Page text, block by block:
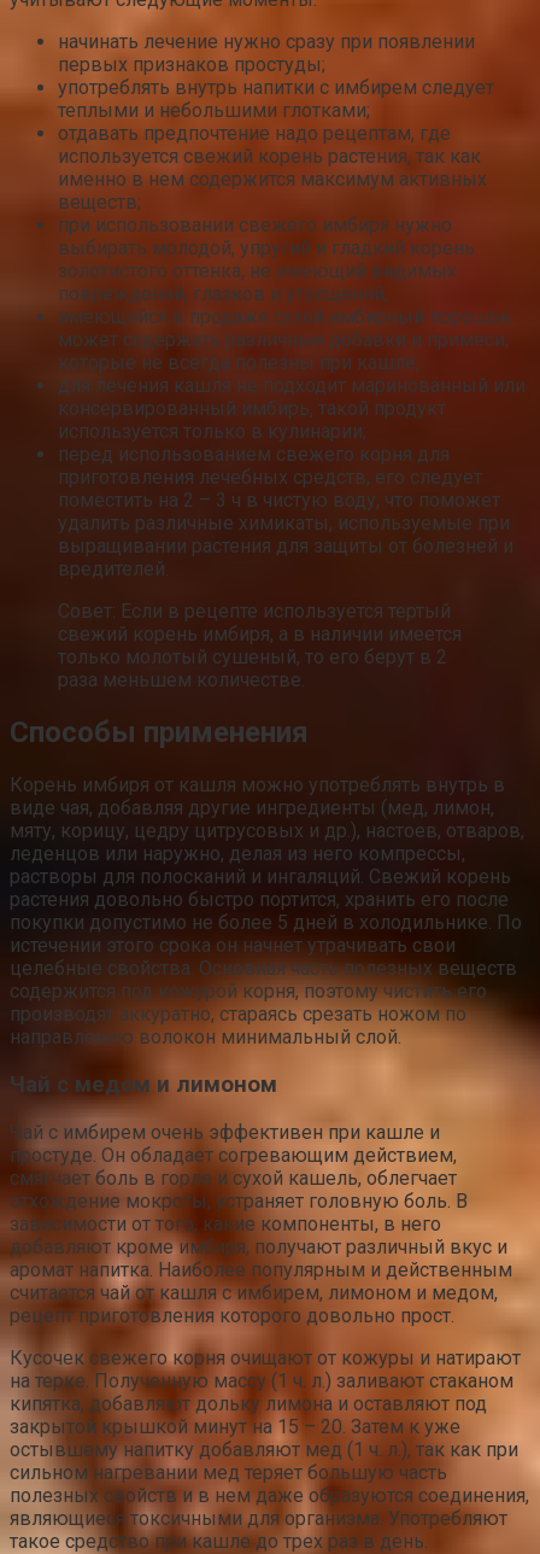
начинать лечение нужно сразу при появлении
первых признаков простуды;
употреблять внутрь напитки с имбирем следует
теплыми и небольшими глотками;
отдавать предпочтение надо рецептам, где
используется свежий корень растения, так как
именно в нем содержится максимум активных
веществ;
при использовании свежего имбиря нужно
выбирать молодой, упругий и гладкий корень
золотистого оттенка, не имеющий видимых
повреждений, глазков и утолщений;
имеющийся в продаже сухой имбирный порошок
может содержать различные добавки и примеси,
которые не всегда полезны при кашле;
для лечения кашля не подходит маринованный или
консервированный имбирь, такой продукт
используется только в кулинарии;
перед использованием свежего корня для
приготовления лечебных средств, его следует
поместить на 2 – 3 ч в чистую воду, что поможет
удалить различные химикаты, используемые при
выращивании растения для защиты от болезней и
вредителей.
Совет: Если в рецепте используется тертый
свежий корень имбиря, а в наличии имеется
только молотый сушеный, то его берут в 2
раза меньшем количестве.
Способы применения
Корень имбиря от кашля можно употреблять внутрь в
виде чая, добавляя другие ингредиенты (мед, лимон,
мяту, корицу, цедру цитрусовых и др.), настоев, отваров,
леденцов или наружно, делая из него компрессы,
растворы для полосканий и ингаляций. Свежий корень
растения довольно быстро портится, хранить его после
покупки допустимо не более 5 дней в холодильнике. По
истечении этого срока он начнет утрачивать свои
целебные свойства. Основная часть полезных веществ
содержится под кожурой корня, поэтому чистить его
производят аккуратно, стараясь срезать ножом по
направлению волокон минимальный слой.
Чай с медом и лимоном
Чай с имбирем очень эффективен при кашле и
простуде. Он обладает согревающим действием,
смягчает боль в горле и сухой кашель, облегчает
отхождение мокроты, устраняет головную боль. В
зависимости от того, какие компоненты, в него
добавляют кроме имбиря, получают различный вкус и
аромат напитка. Наиболее популярным и действенным
считается чай от кашля с имбирем, лимоном и медом,
рецепт приготовления которого довольно прост.
Кусочек свежего корня очищают от кожуры и натирают
на терке. Полученную массу (1 ч. л.) заливают стаканом
кипятка, добавляют дольку лимона и оставляют под
закрытой крышкой минут на 15 – 20. Затем к уже
остывшему напитку добавляют мед (1 ч. л.), так как при
сильном нагревании мед теряет большую часть
полезных свойств и в нем даже образуются соединения,
являющиеся токсичными для организма. Употребляют
такое средство при кашле до трех раз в день.